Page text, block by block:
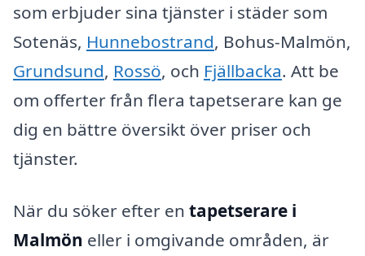
som erbjuder sina tjänster i städer som
Sotenäs, Hunnebostrand, Bohus-Malmön,
Grundsund, Rossö, och Fjällbacka. Att be
om offerter från flera tapetserare kan ge
dig en bättre översikt över priser och
tjänster.
När du söker efter en tapetserare i
Malmön eller i omgivande områden, är